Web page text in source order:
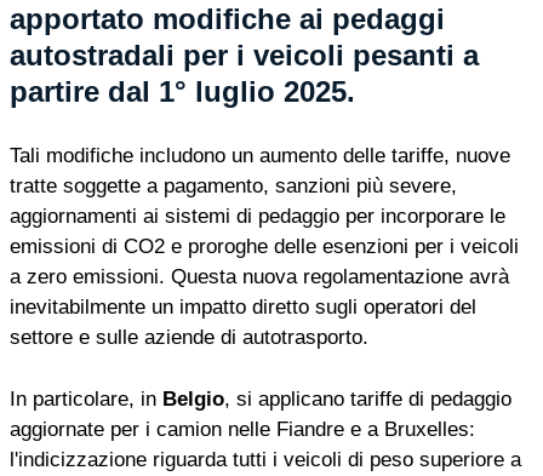
apportato modifiche ai pedaggi
autostradali per i veicoli pesanti a
partire dal 1° luglio 2025.
Tali modifiche includono un aumento delle tariffe, nuove
tratte soggette a pagamento, sanzioni più severe,
aggiornamenti ai sistemi di pedaggio per incorporare le
emissioni di CO2 e proroghe delle esenzioni per i veicoli
a zero emissioni. Questa nuova regolamentazione avrà
inevitabilmente un impatto diretto sugli operatori del
settore e sulle aziende di autotrasporto.
In particolare, in Belgio, si applicano tariffe di pedaggio
aggiornate per i camion nelle Fiandre e a Bruxelles:
l'indicizzazione riguarda tutti i veicoli di peso superiore a